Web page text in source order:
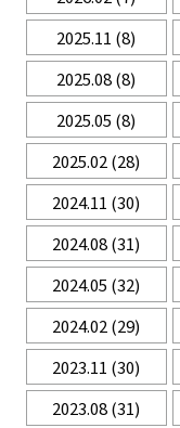
2025.11 (8)
2025.08(8)
2025.05 (8)
2025.02(28)
2024.11 (30)
2024.08(31)
2024.05 (32)
2024.02(29)
2023.11 (30)
2023.08(31)